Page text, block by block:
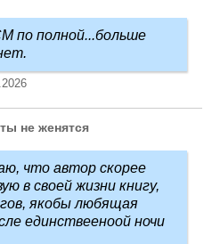
по полной...больше
не женятся
что автор скорее
в своей жизни книгу,
якобы любящая
единствееноой ночи